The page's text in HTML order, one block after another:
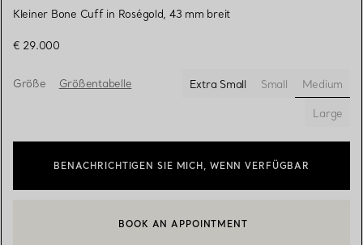
Kleiner Bone Cuff in Roségold, 43 mm breit
€ 29.000
Größe Größentabelle Extra Small Small
Medium
Large
BENACHRICHTIGEN SIE MICH, WENN VERFÜGBAR
EINEN KUNDENBERATER KONTAKTIEREN ODER EINEN
BOOK AN APPOINTMENT